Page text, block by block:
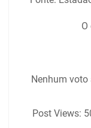
Nenhum voto
Post Views: